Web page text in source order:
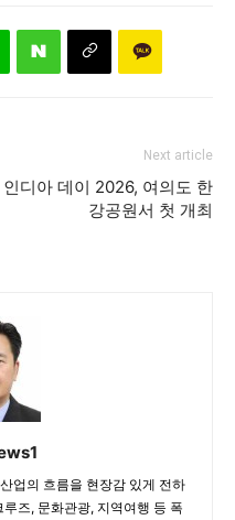
Next article
인디아 데이 2026, 여의도 한
강공원서 첫 개최
업의 흐름을 현장감 있게 전하
즈, 문화관광, 지역여행 등 폭